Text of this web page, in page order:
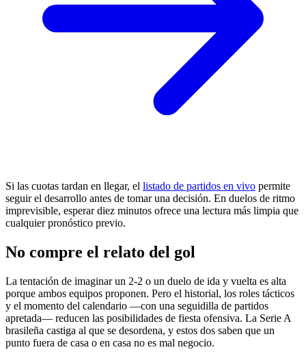
Si las cuotas tardan en llegar, el listado de partidos en vivo permite
seguir el desarrollo antes de tomar una decisión. En duelos de ritmo
imprevisible, esperar diez minutos ofrece una lectura más limpia que
cualquier pronóstico previo.
No compre el relato del gol
La tentación de imaginar un 2-2 o un duelo de ida y vuelta es alta
porque ambos equipos proponen. Pero el historial, los roles tácticos
y el momento del calendario —con una seguidilla de partidos
apretada— reducen las posibilidades de fiesta ofensiva. La Serie A
brasileña castiga al que se desordena, y estos dos saben que un
punto fuera de casa o en casa no es mal negocio.